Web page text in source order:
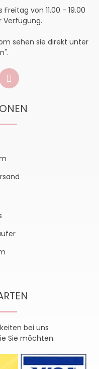
von 11.00 - 19.00
Verfügung.
sehen sie direkt unter
bei uns
Sie möchten.